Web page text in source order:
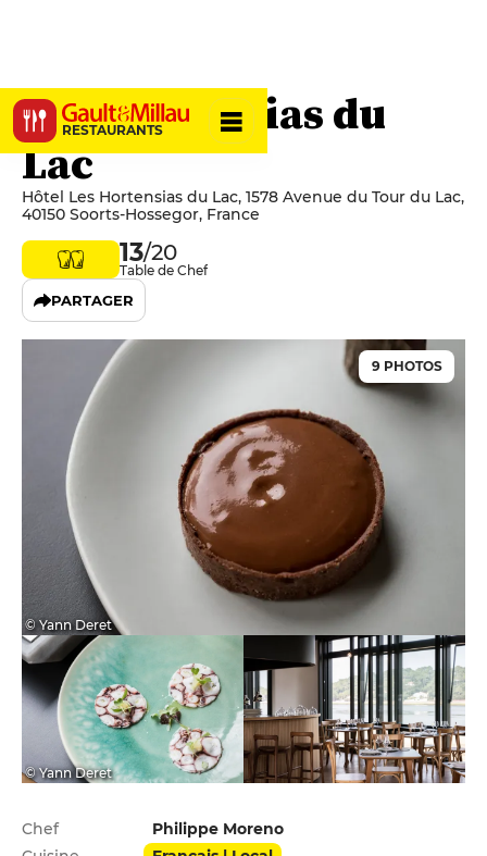
RESTAURANTS
Les Hortensias du
Lac
Hôtel Les Hortensias du Lac, 1578 Avenue du Tour du Lac,
40150 Soorts-Hossegor, France
13/20
Table de Chef
PARTAGER
© Yann Deret
© Yann Deret
9 PHOTOS
Infos pratiques
Chef
Philippe Moreno